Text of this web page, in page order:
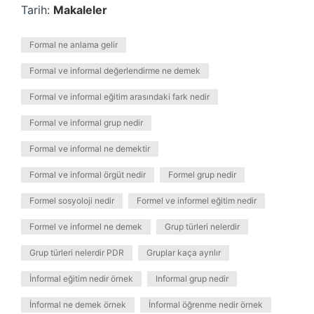
Tarih: Makaleler
Formal ne anlama gelir
Formal ve informal değerlendirme ne demek
Formal ve informal eğitim arasındaki fark nedir
Formal ve informal grup nedir
Formal ve informal ne demektir
Formal ve informal örgüt nedir Formel grup nedir
Formel sosyoloji nedir Formel ve informel eğitim nedir
Formel ve informel ne demek Grup türleri nelerdir
Grup türleri nelerdir PDR Gruplar kaça ayrılır
İnformal eğitim nedir örnek Informal grup nedir
İnformal ne demek örnek İnformal öğrenme nedir örnek